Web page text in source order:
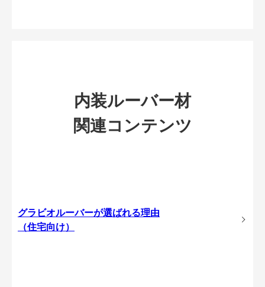
内装ルーバー材
関連コンテンツ
グラビオルーバーが選ばれる理由
（住宅向け）